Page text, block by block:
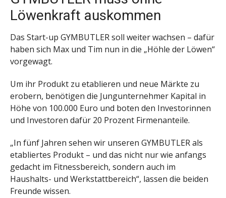
Löwenkraft auskommen
Das Start-up GYMBUTLER soll weiter wachsen – dafür
haben sich Max und Tim nun in die „Höhle der Löwen“
vorgewagt.
Um ihr Produkt zu etablieren und neue Märkte zu
erobern, benötigen die Jungunternehmer Kapital in
Höhe von 100.000 Euro und boten den Investorinnen
und Investoren dafür 20 Prozent Firmenanteile.
„In fünf Jahren sehen wir unseren GYMBUTLER als
etabliertes Produkt – und das nicht nur wie anfangs
gedacht im Fitnessbereich, sondern auch im
Haushalts- und Werkstattbereich“, lassen die beiden
Freunde wissen.